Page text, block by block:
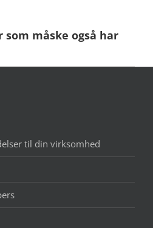
som måske også har
til din virksomhed